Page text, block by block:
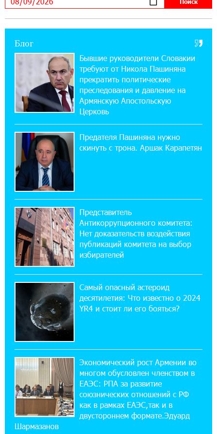
можно зарегистрироваться также с помощью
«Бесплатные бонусы в играх»: IDBank
предупреждает о кибератаках на школьников
11:21:15 31-07-2026
ЕАЭС со временем будет расширяться. Когда-
нибудь это поймёт и рядовой армянин, но
11:03:52 31-07-2026
Если Израиль использует тему Геноцида
армян против Эрдогана, то что для него
значит сам Геноцид?
17:16:14 30-07-2026
ВТБ (Армения): вклад «Стабильный» — до
10% годовых и оформление в мобильном
приложении
17:03:49 30-07-2026
Платформа Rate.Trading на Seaside Startup
14:44:13 29-07-2026
Состоялось открытие Khachaturian Rooftop
при поддержке IDBank
18:38:18 28-07-2026
Пашинян ты упустил свой шанс уйти
спокойно. Аршак Карапетян
12:04:53 28-07-2026
Обновленный Центр продаж и обслуживания
Ucom открылся по адресу ул. Шаумяна, 24/2
Блог
Бывшие руководители Словакии
требуют от Никола Пашиняна
прекратить политические
преследования и давление на
Армянскую Апостольскую
Церковь
Предателя Пашиняна нужно
скинуть с трона. Аршак Карапетян
Представитель
Антикоррупционного комитета:
Нет доказательств воздействия
публикаций комитета на выбор
избирателей
Самый опасный астероид
десятилетия: Что известно о 2024
YR4 и стоит ли его бояться?
Экономический рост Армении во
многом обусловлен членством в
ЕАЭС: РПА за развитие
союзнических отношений с РФ
как в рамках ЕАЭС,так и в
двустороннем формате.Эдуард
Шармазанов